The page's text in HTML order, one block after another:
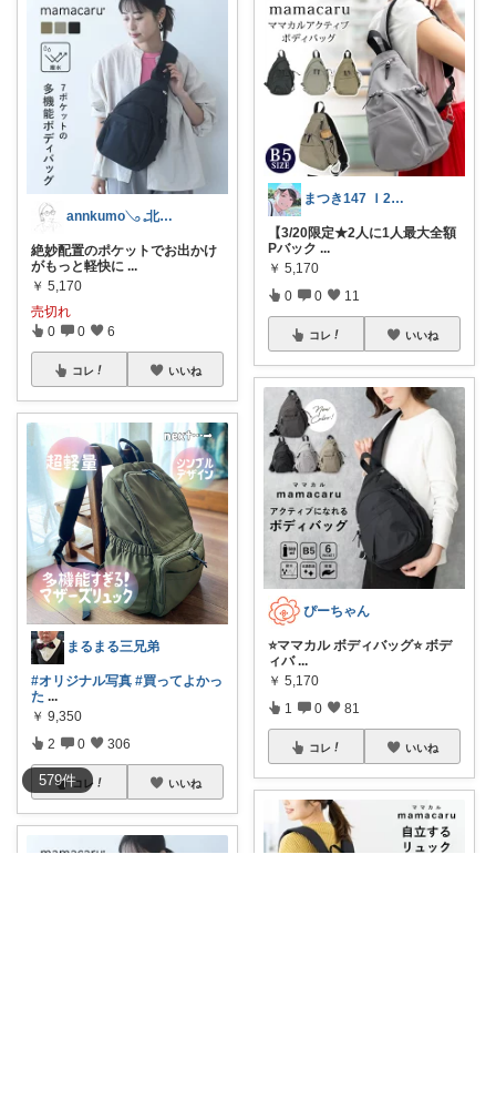
579件
annkumo𓂅 𓈒北欧ゆるミニマル
絶妙配置のポケットでお出かけ
がもっと軽快に ...
￥ 5,170
売切れ
0 0 6
コレ いいね
まるまる三兄弟
#オリジナル写真 #買ってよかっ
た ...
￥ 9,350
2 0 306
コレ いいね
まつき147 Ｉ2児ママ脱転勤族ぐらし
【3/20限定★2人に1人最大全額
Pバック ...
￥ 5,170
0 0 11
コレ いいね
ぴーちゃん
⭐️ママカル ボディバッグ⭐️ ボデ
ィバ ...
￥ 5,170
1 0 81
コレ いいね